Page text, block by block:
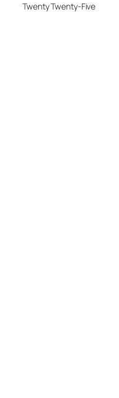
Twenty Twenty-Five